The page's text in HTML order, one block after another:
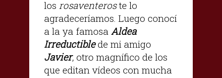
los rosaventeroste lo
agradeceríamos. Luego conocí
a la ya famosa Aldea
Irreductiblede mi amigo
Javier, otro magnífico de los
que editan vídeos con mucha